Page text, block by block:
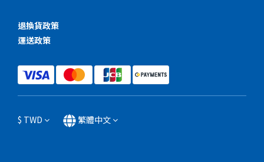
退換貨政策
運送政策
$ TWD 繁體中文